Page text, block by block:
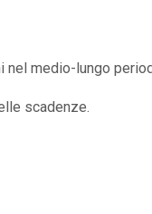
nel medio-lungo
scadenze.